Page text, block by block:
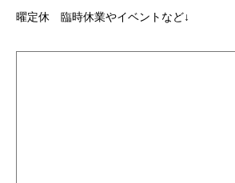
曜定休 臨時休業やイベントなど↓